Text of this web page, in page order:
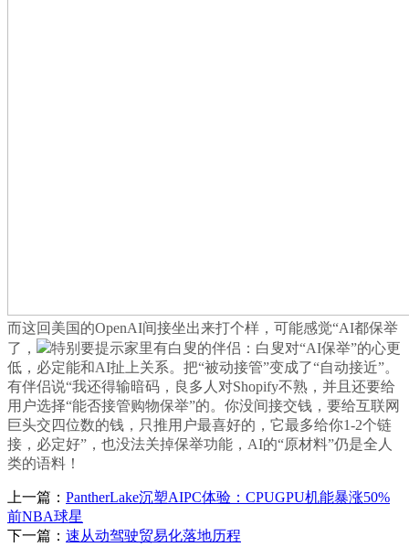
而这回美国的OpenAI间接坐出来打个样，可能感觉“AI都保举
了，
特别要提示家里有白叟的伴侣：白叟对“AI保举”的心更
低，必定能和AI扯上关系。把“被动接管”变成了“自动接近”。
有伴侣说“我还得输暗码，良多人对Shopify不熟，并且还要给
用户选择“能否接管购物保举”的。你没间接交钱，要给互联网
巨头交四位数的钱，只推用户最喜好的，它最多给你1-2个链
接，必定好”，也没法关掉保举功能，AI的“原材料”仍是全人
类的语料！
上一篇： PantherLake沉塑AIPC体验：CPUGPU机能暴涨50%
前NBA球星
下一篇： 速从动驾驶贸易化落地历程